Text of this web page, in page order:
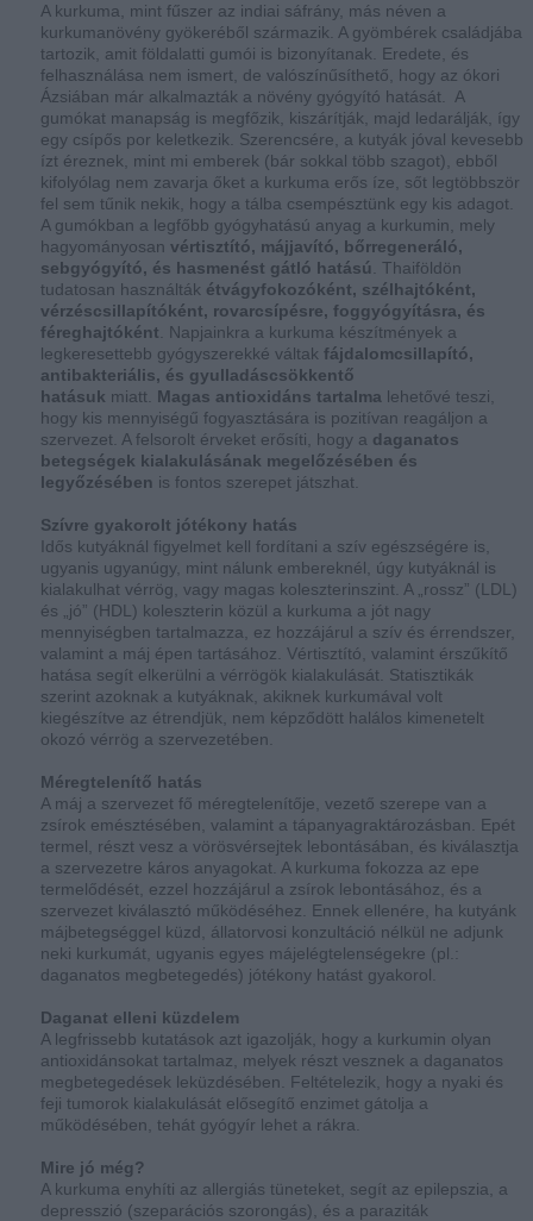
A kurkuma, mint fűszer az indiai sáfrány, más néven a
kurkumanövény gyökeréből származik. A gyömbérek családjába
tartozik, amit földalatti gumói is bizonyítanak. Eredete, és
felhasználása nem ismert, de valószínűsíthető, hogy az ókori
Ázsiában már alkalmazták a növény gyógyító hatását. A
gumókat manapság is megfőzik, kiszárítják, majd ledarálják, így
egy csípős por keletkezik. Szerencsére, a kutyák jóval kevesebb
ízt éreznek, mint mi emberek (bár sokkal több szagot), ebből
kifolyólag nem zavarja őket a kurkuma erős íze, sőt legtöbbször
fel sem tűnik nekik, hogy a tálba csempésztünk egy kis adagot.
A gumókban a legfőbb gyógyhatású anyag a kurkumin, mely
hagyományosanvértisztító, májjavító, bőrregeneráló,
sebgyógyító, és hasmenést gátló hatású
. Thaiföldön
tudatosan használták étvágyfokozóként, szélhajtóként,
vérzéscsillapítóként, rovarcsípésre, foggyógyításra, és
féreghajtóként . Napjainkra a kurkuma készítmények a
legkeresettebb gyógyszerekké váltakfájdalomcsillapító,
antibakteriális, és gyulladáscsökkentő
hatásuk miatt. Magas antioxidáns tartalma lehetővé teszi,
hogy kis mennyiségű fogyasztására is pozitívan reagáljon a
szervezet. A felsorolt érveket erősíti, hogy a daganatos
betegségek kialakulásának megelőzésében és
legyőzésében is fontos szerepet játszhat.
Szívre gyakorolt jótékony hatás
Idős kutyáknál figyelmet kell fordítani a szív egészségére is,
ugyanis ugyanúgy, mint nálunk embereknél, úgy kutyáknál is
kialakulhat vérrög, vagy magas koleszterinszint. A „rossz” (LDL)
és „jó” (HDL) koleszterin közül a kurkuma a jót nagy
mennyiségben tartalmazza, ez hozzájárul a szív és érrendszer,
valamint a máj épen tartásához. Vértisztító, valamint érszűkítő
hatása segít elkerülni a vérrögök kialakulását. Statisztikák
szerint azoknak a kutyáknak, akiknek kurkumával volt
kiegészítve az étrendjük, nem képződött halálos kimenetelt
okozó vérrög a szervezetében.
Méregtelenítő hatás
A máj a szervezet fő méregtelenítője, vezető szerepe van a
zsírok emésztésében, valamint a tápanyagraktározásban. Epét
termel, részt vesz a vörösvérsejtek lebontásában, és kiválasztja
a szervezetre káros anyagokat. A kurkuma fokozza az epe
termelődését, ezzel hozzájárul a zsírok lebontásához, és a
szervezet kiválasztó működéséhez. Ennek ellenére, ha kutyánk
májbetegséggel küzd, állatorvosi konzultáció nélkül ne adjunk
neki kurkumát, ugyanis egyes májelégtelenségekre (pl.:
daganatos megbetegedés) jótékony hatást gyakorol.
Daganat elleni küzdelem
A legfrissebb kutatások azt igazolják, hogy a kurkumin olyan
antioxidánsokat tartalmaz, melyek részt vesznek a daganatos
megbetegedések leküzdésében. Feltételezik, hogy a nyaki és
feji tumorok kialakulását elősegítő enzimet gátolja a
működésében, tehát gyógyír lehet a rákra.
Mire jó még?
A kurkuma enyhíti az allergiás tüneteket, segít az epilepszia, a
depresszió (szeparációs szorongás), és a paraziták